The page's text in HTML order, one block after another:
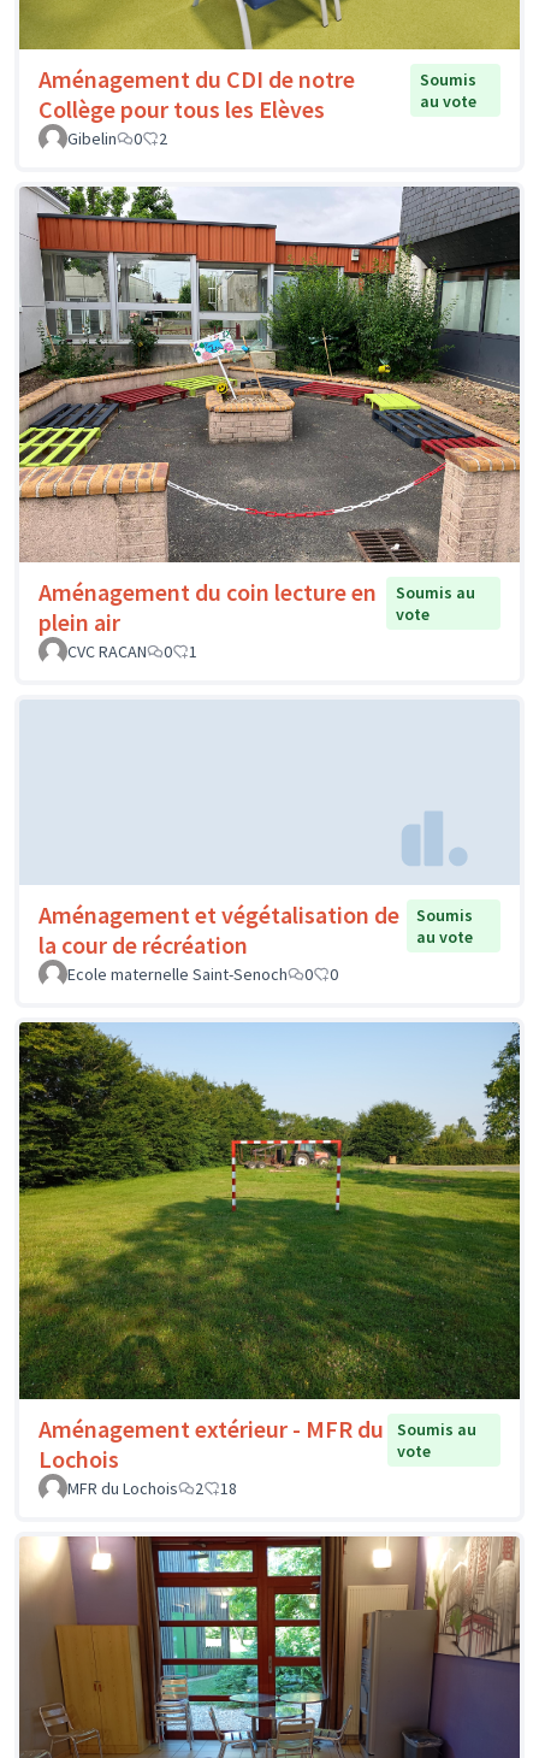
Aménagement du CDI de notre
Collège pour tous les Elèves
Soumis
au vote
Gibelin
0 2
Aménagement du coin lecture en
plein air
Soumis au
vote
CVC RACAN
0 1
Aménagement et végétalisation de
la cour de récréation
Soumis
au vote
Ecole maternelle Saint-Senoch
0 0
Aménagement extérieur - MFR du
Lochois
Soumis au
vote
MFR du Lochois
2 18